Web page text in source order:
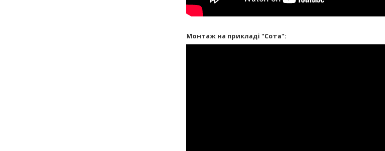
Монтаж на прикладі "Сота":